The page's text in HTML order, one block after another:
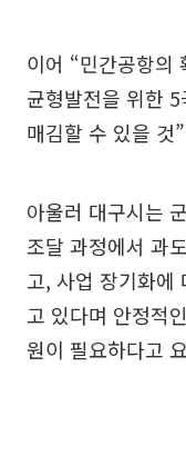
이어 “민간공항의
균형발전을 위한
매김할 수 있을 것
아울러 대구시는
조달 과정에서 과
고, 사업 장기화에
고 있다며 안정적
원이 필요하다고